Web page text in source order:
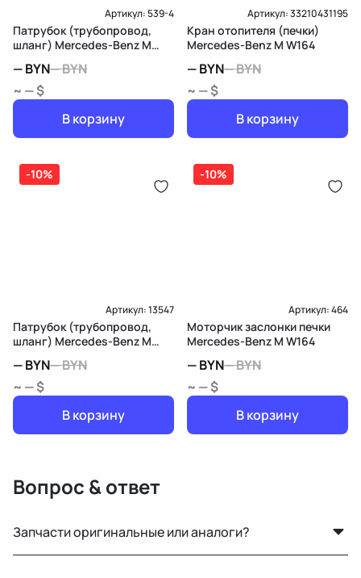
Артикул:539-4
Патрубок (трубопровод,
шланг) Mercedes-Benz M
—BYN—BYN
~ — $
В корзину
Артикул:33210431195
Кран отопителя (печки)
Mercedes-Benz M W164
—BYN—BYN
~ — $
В корзину
-10%
Артикул:13547
Патрубок (трубопровод,
шланг) Mercedes-Benz M
—BYN—BYN
~ — $
В корзину
-10%
Артикул:464
Моторчик заслонки печки
Mercedes-Benz M W164
—BYN—BYN
~ — $
В корзину
Вопрос & ответ
Запчасти оригинальные или аналоги?